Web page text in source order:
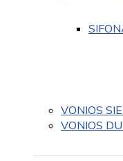
VONIOS
VONIOS